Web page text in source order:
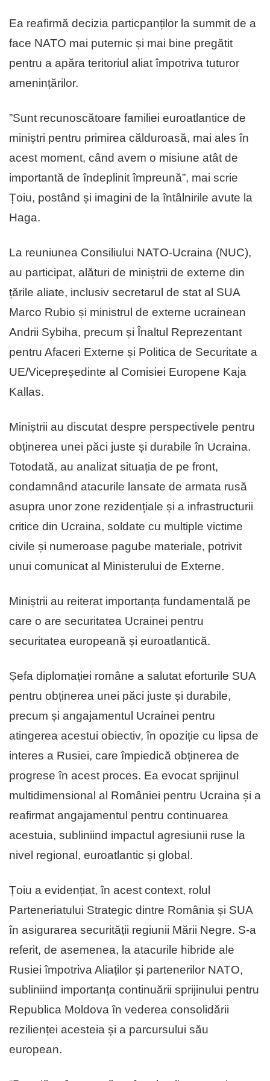
Ea reafirmă decizia particpanților la summit de a
face NATO mai puternic și mai bine pregătit
pentru a apăra teritoriul aliat împotriva tuturor
amenințărilor.
”Sunt recunoscătoare familiei euroatlantice de
miniștri pentru primirea călduroasă, mai ales în
acest moment, când avem o misiune atât de
importantă de îndeplinit împreună”, mai scrie
Țoiu, postând și imagini de la întâlnirile avute la
Haga.
La reuniunea Consiliului NATO-Ucraina (NUC),
au participat, alături de miniștrii de externe din
țările aliate, inclusiv secretarul de stat al SUA
Marco Rubio și ministrul de externe ucrainean
Andrii Sybiha, precum și Înaltul Reprezentant
pentru Afaceri Externe și Politica de Securitate a
UE/Vicepreședinte al Comisiei Europene Kaja
Kallas.
Miniștrii au discutat despre perspectivele pentru
obținerea unei păci juste și durabile în Ucraina.
Totodată, au analizat situația de pe front,
condamnând atacurile lansate de armata rusă
asupra unor zone rezidențiale și a infrastructurii
critice din Ucraina, soldate cu multiple victime
civile și numeroase pagube materiale, potrivit
unui comunicat al Ministerului de Externe.
Miniștrii au reiterat importanța fundamentală pe
care o are securitatea Ucrainei pentru
securitatea europeană și euroatlantică.
Șefa diplomației române a salutat eforturile SUA
pentru obținerea unei păci juste și durabile,
precum și angajamentul Ucrainei pentru
atingerea acestui obiectiv, în opoziție cu lipsa de
interes a Rusiei, care împiedică obținerea de
progrese în acest proces. Ea evocat sprijinul
multidimensional al României pentru Ucraina și a
reafirmat angajamentul pentru continuarea
acestuia, subliniind impactul agresiunii ruse la
nivel regional, euroatlantic și global.
Țoiu a evidențiat, în acest context, rolul
Parteneriatului Strategic dintre România și SUA
în asigurarea securității regiunii Mării Negre. S-a
referit, de asemenea, la atacurile hibride ale
Rusiei împotriva Aliaților și partenerilor NATO,
subliniind importanța continuării sprijinului pentru
Republica Moldova în vederea consolidării
rezilienței acesteia și a parcursului său
european.